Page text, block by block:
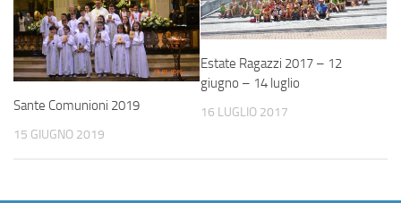
Sante Comunioni 2019
15 GIUGNO 2019
Estate Ragazzi 2017 – 12
giugno – 14 luglio
16 LUGLIO 2017